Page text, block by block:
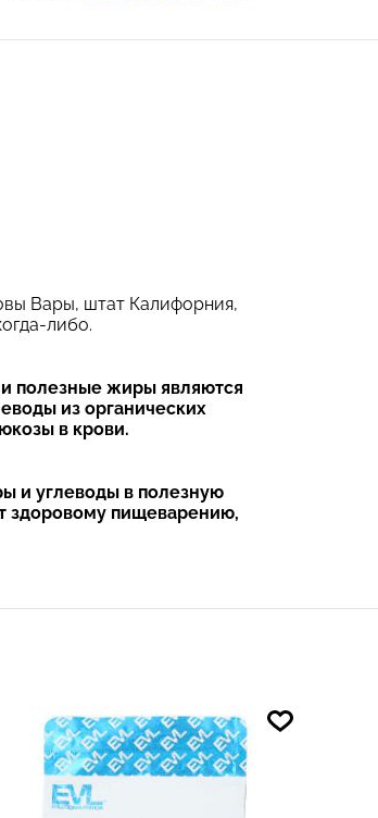
Вары, штат Калифорния,
либо.
полезные жиры являются
из органических
в крови.
и углеводы в полезную
здоровому пищеварению,